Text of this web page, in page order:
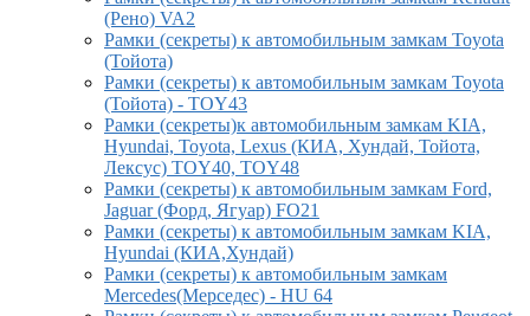
(Рено) VA2
Рамки (секреты) к автомобильным замкам Toyota
(Тойота)
Рамки (секреты) к автомобильным замкам Toyota
(Тойота) - TOY43
Рамки (секреты)к автомобильным замкам KIA,
Hyundai, Toyota, Lexus (КИА, Хундай, Тойота,
Лексус) TOY40, TOY48
Рамки (секреты) к автомобильным замкам Ford,
Jaguar (Форд, Ягуар) FO21
Рамки (секреты) к автомобильным замкам KIA,
Hyundai (КИА,Хундай)
Рамки (секреты) к автомобильным замкам
Mercedes(Мерседес) - HU 64